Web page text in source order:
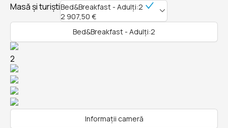
Masă și turiștiBed&Breakfast - Adulți:2
2 907,50 €
Bed&Breakfast - Adulți:2
2
Informații cameră